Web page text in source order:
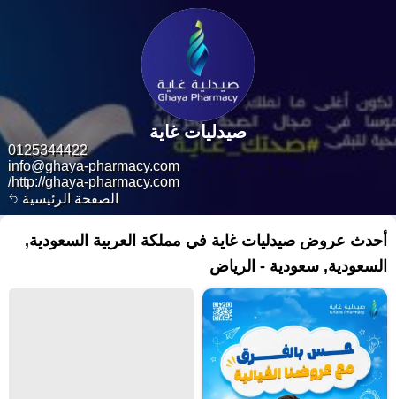
الصفحة الرئيسية
0125344422
info@ghaya-pharmacy.com
http://ghaya-pharmacy.com/
صيدليات غاية
أحدث عروض صيدليات غاية في مملكة العربية السعودية,
السعودية, سعودية - الرياض